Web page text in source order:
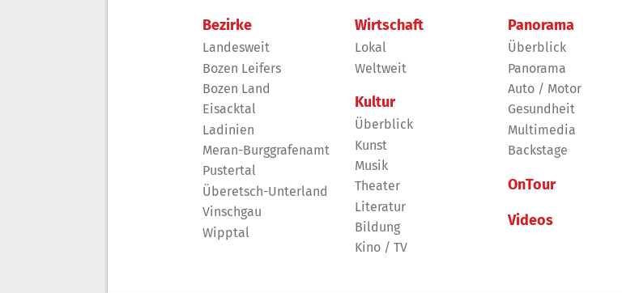
Bezirke
Landesweit
Bozen Leifers
Bozen Land
Eisacktal
Ladinien
Meran-Burggrafenamt
Pustertal
Überetsch-Unterland
Vinschgau
Wipptal
Wirtschaft
Lokal
Weltweit
Kultur
Überblick
Kunst
Musik
Theater
Literatur
Bildung
Kino / TV
Panorama
Überblick
Panorama
Auto / Motor
Gesundheit
Multimedia
Backstage
OnTour
Videos